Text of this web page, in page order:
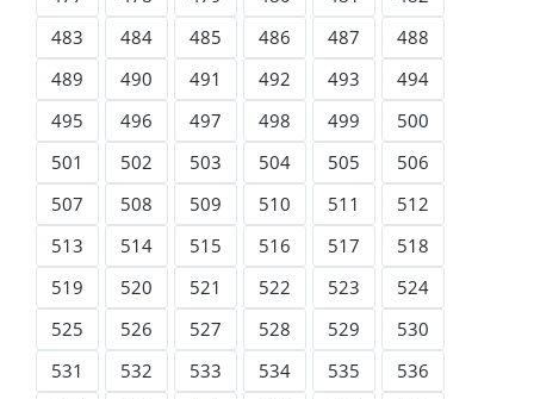
483
484 485 486 487
488
489
490 491 492 493
494
495
496 497 498 499
500
501
502 503 504 505
506
507
508 509 510 511
512
513
514 515 516 517
518
519
520 521 522 523
524
525
526 527 528 529
530
531
532 533 534 535
536